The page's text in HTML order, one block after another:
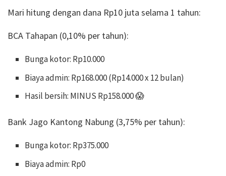
Mari hitung dengan dana Rp10 juta selama 1 tahun:
BCA Tahapan (0,10% per tahun):
Bunga kotor: Rp10.000
Biaya admin: Rp168.000 (Rp14.000 x 12 bulan)
Hasil bersih: MINUS Rp158.000 😱
Bank Jago Kantong Nabung (3,75% per tahun):
Bunga kotor: Rp375.000
Biaya admin: Rp0